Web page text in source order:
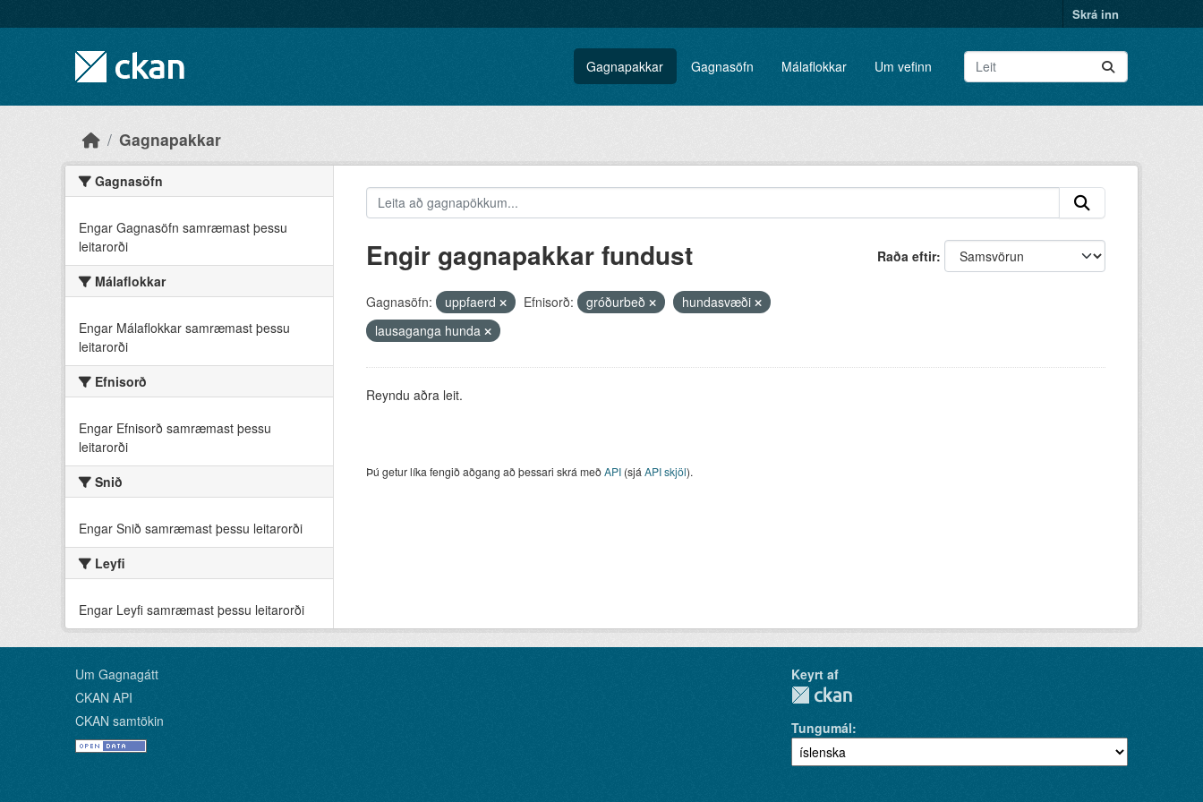
Skrá inn
Gagnapakkar Gagnasöfn Málaflokkar Um vefinn
Gagnapakkar
Gagnasöfn
Engar Gagnasöfn samræmast þessu
leitarorði
Málaflokkar
Engar Málaflokkar samræmast þessu
leitarorði
Efnisorð
Engar Efnisorð samræmast þessu
leitarorði
Snið
Engar Snið samræmast þessu leitarorði
Leyfi
Engar Leyfi samræmast þessu leitarorði
Raða eftir
Engir gagnapakkar fundust
Gagnasöfn: uppfaerd Efnisorð: gróðurbeð
hundasvæði
lausaganga hunda
Reyndu aðra leit.
Þú getur líka fengið aðgang að þessari skrá meðAPI(sjá API skjöl).
Um Gagnagátt
CKAN API
CKAN samtökin
Keyrt af
Tungumál